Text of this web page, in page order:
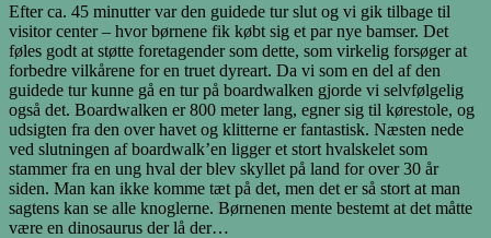
Efter ca. 45 minutter var den guidede tur slut og vi gik tilbage til
visitor center – hvor børnene fik købt sig et par nye bamser. Det
føles godt at støtte foretagender som dette, som virkelig forsøger at
forbedre vilkårene for en truet dyreart. Da vi som en del af den
guidede tur kunne gå en tur på boardwalken gjorde vi selvfølgelig
også det. Boardwalken er 800 meter lang, egner sig til kørestole, og
udsigten fra den over havet og klitterne er fantastisk. Næsten nede
ved slutningen af boardwalk’en ligger et stort hvalskelet som
stammer fra en ung hval der blev skyllet på land for over 30 år
siden. Man kan ikke komme tæt på det, men det er så stort at man
sagtens kan se alle knoglerne. Børnenen mente bestemt at det måtte
være en dinosaurus der lå der…